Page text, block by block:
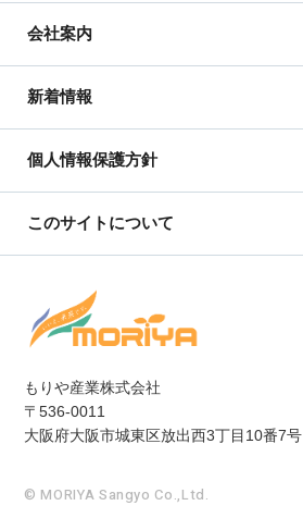
もりや産業株式会社
〒536-0011
大阪府大阪市城東区放出西3丁目10番7号
会社案内
新着情報
個人情報保護方針
このサイトについて
© MORIYA Sangyo Co.,Ltd.